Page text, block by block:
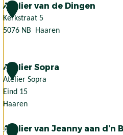
a
n
e
e
d
u
c
n
2
Atelier van de Dingen
Kerkstraat 5
5076 NB
Haaren
e
l
i
e
v
3
Atelier Sopra
Atelier Sopra
Eind 15
Haaren
t4
Atelier van Jeanny aan d’n